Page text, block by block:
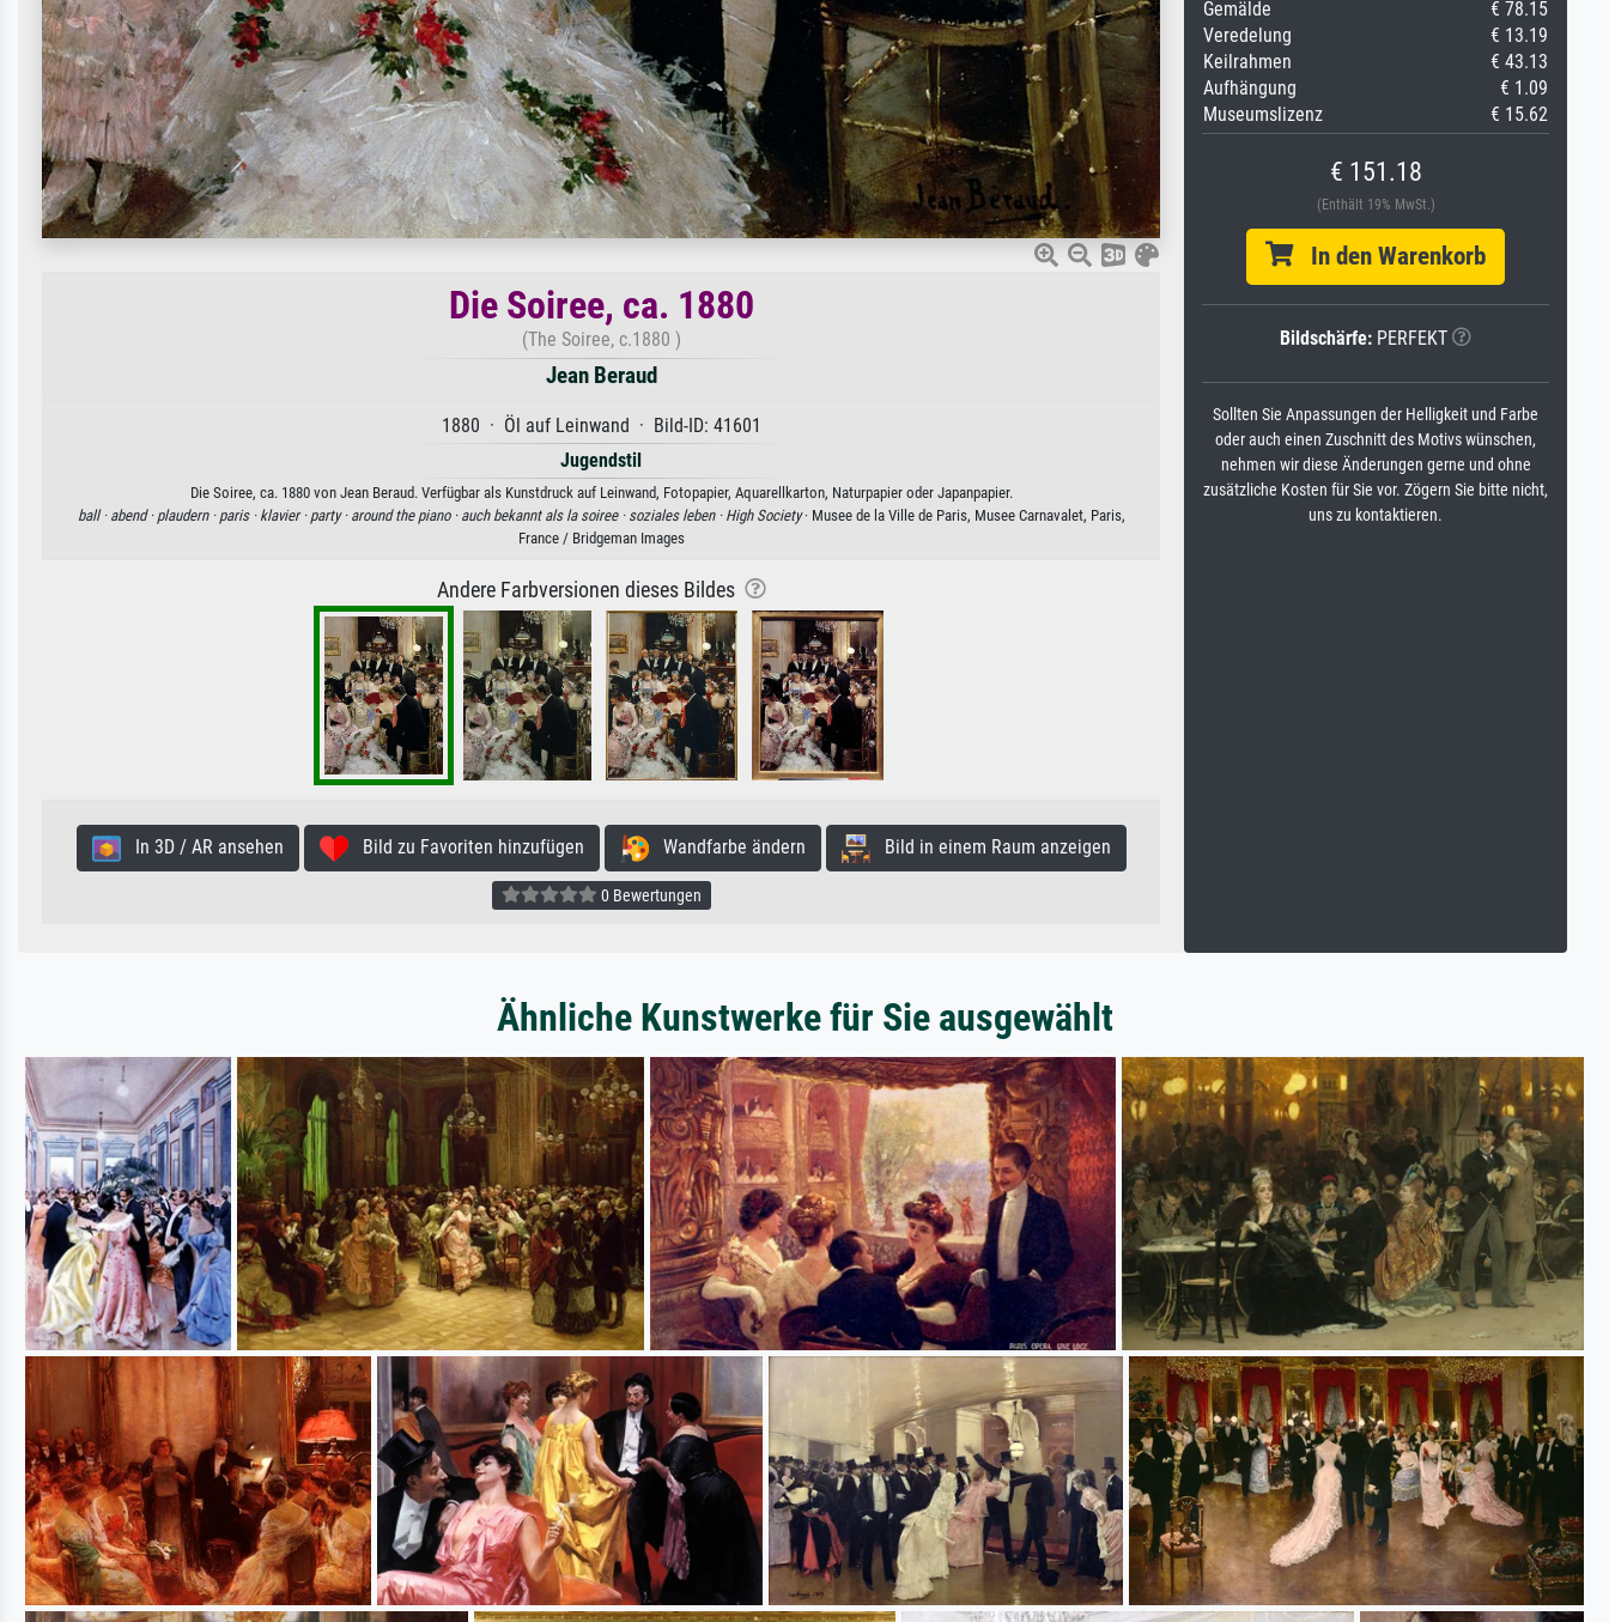
Die Soiree, ca. 1880
(The Soiree, c.1880 )
Jean Beraud
1880 · Öl auf Leinwand · Bild-ID: 41601
Jugendstil
Die Soiree, ca. 1880 von Jean Beraud. Verfügbar als Kunstdruck auf Leinwand, Fotopapier, Aquarellkarton, Naturpapier oder Japanpapier.
ball · abend · plaudern · paris · klavier · party · around the piano · auch bekannt als la soiree · soziales leben · High Society· Musee de la Ville de Paris, Musee Carnavalet, Paris,
France / Bridgeman Images
Andere Farbversionen dieses Bildes
In 3D / AR ansehen Bild zu Favoriten hinzufügen Wandfarbe ändern Bild in einem Raum anzeigen
0 Bewertungen
Gemälde
€ 78.15
Veredelung
€ 13.19
Keilrahmen
€ 43.13
Aufhängung
€ 1.09
Museumslizenz
€ 15.62
€ 151.18
(Enthält 19% MwSt.)
In den Warenkorb
Bildschärfe: PERFEKT
Sollten Sie Anpassungen der Helligkeit und Farbe
oder auch einen Zuschnitt des Motivs wünschen,
nehmen wir diese Änderungen gerne und ohne
zusätzliche Kosten für Sie vor. Zögern Sie bitte nicht,
uns zu kontaktieren.
Ähnliche Kunstwerke für Sie ausgewählt